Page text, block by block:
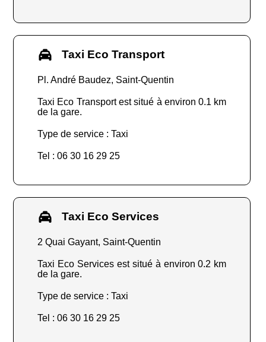
Taxi Eco Transport
Pl. André Baudez, Saint-Quentin
Taxi Eco Transport est situé à environ 0.1 km
de la gare.
Type de service : Taxi
Tel : 06 30 16 29 25
Taxi Eco Services
2 Quai Gayant, Saint-Quentin
Taxi Eco Services est situé à environ 0.2 km
de la gare.
Type de service : Taxi
Tel : 06 30 16 29 25